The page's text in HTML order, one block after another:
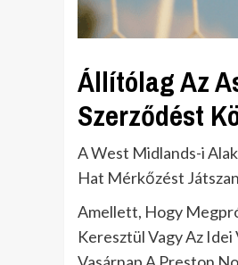
Állítólag Az
Szerződést
A West Midlands-i
Hat Mérkőzést
Amellett, Hogy
Keresztül Vagy Az